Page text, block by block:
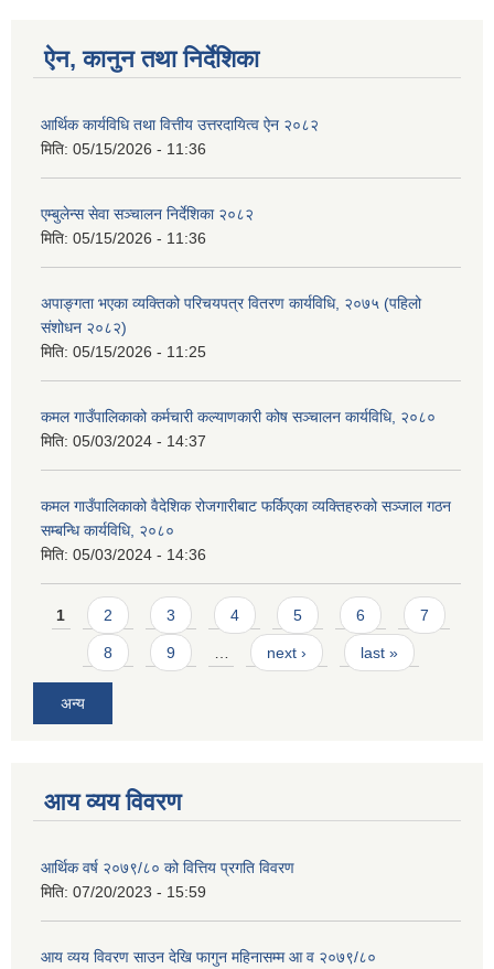
ऐन, कानुन तथा निर्देशिका
आर्थिक कार्यविधि तथा वित्तीय उत्तरदायित्व ऐन २०८२
मिति: 05/15/2026 - 11:36
एम्बुलेन्स सेवा सञ्चालन निर्देशिका २०८२
मिति: 05/15/2026 - 11:36
अपाङ्गता भएका व्यक्तिको परिचयपत्र वितरण कार्यविधि, २०७५ (पहिलो
संशोधन २०८२)
मिति: 05/15/2026 - 11:25
कमल गाउँपालिकाको कर्मचारी कल्याणकारी कोष सञ्चालन कार्यविधि, २०८०
मिति: 05/03/2024 - 14:37
कमल गाउँपालिकाको वैदेशिक रोजगारीबाट फर्किएका व्यक्तिहरुको सञ्जाल गठन
सम्बन्धि कार्यविधि, २०८०
मिति: 05/03/2024 - 14:36
Pages
1 2 3 4 5 6 7
8 9 next › last »
अन्य
आय व्यय विवरण
आर्थिक वर्ष २०७९/८० को वित्तिय प्रगति विवरण
मिति: 07/20/2023 - 15:59
आय व्यय विवरण साउन देखि फागुन महिनासम्म आ व २०७९/८०